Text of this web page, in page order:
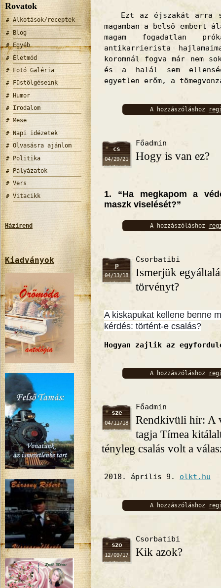
Rovatok
Alkotások/receptek
Blog
Egyéb
Életmód
Fotó Galéria
Füstölgéseink
Humor
Irodalom
Mese
Napi idézetek
Olvasásra ajánlom
Politika
Pályázatok
Vers
Vitacikk
Házirend
Kiadványok
Ezt az éjszakát arra
magamban a belső embert
magam fogadatlan
antikarrierista
koromnál fogva már nem
és a halál sem
egyetlen erőm, a
A hozzászóláshoz
cs
04/29/21
Főadmin
Hogy is van ez?
1. “Ha megkapom a
maszk viselését?”
A hozzászóláshoz
p
04/13/18
Csorbatibi
Ismerjük
törvényt?
A kiskapukat kellene benne
kérdés: történt-e csalás?
Hogyan zajlik az
A hozzászóláshoz
sze
04/11/18
Főadmin
Rendkívüli hír: A
tagja Tímea
tényleg csalás volt a
2018. április 9. olkt.hu
A hozzászóláshoz
szo
12/09/17
Csorbatibi
Kik azok?